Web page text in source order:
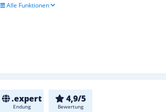
Alle Funktionen
.expert
Endung
4,9/5
Bewertung